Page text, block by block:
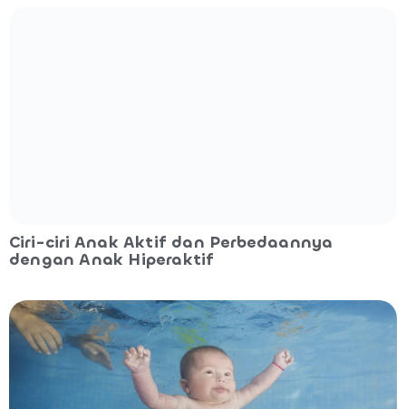
Ciri-ciri Anak Aktif dan Perbedaannya
dengan Anak Hiperaktif